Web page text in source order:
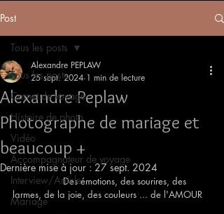
Post
Tous les posts
Carnet de voyage
Histoire de photo
Vidéo
Accompagnateur de voyage
Interview/Article
Mariage
Tous les posts
Alexandre Peplaw
Photographe de mariage et
beaucoup +
Alexandre PEPLAW
25 sept. 2024 1 min de lecture
Dernière mise à jour :27 sept. 2024
                  Des émotions, des sourires, des
larmes, de la joie, des couleurs ... de l'AMOUR